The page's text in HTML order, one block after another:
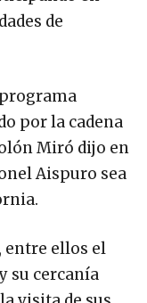
de
por la cadena
Miró dijo en
Aispuro sea
entre ellos el
su cercanía
visita de sus